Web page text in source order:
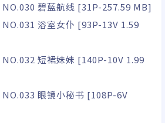
碧蓝航线 [31P-257.59 MB]
浴室女仆 [93P-13V 1.59
短裙妹妹 [140P-10V 1.99
眼镜小秘书 [108P-6V